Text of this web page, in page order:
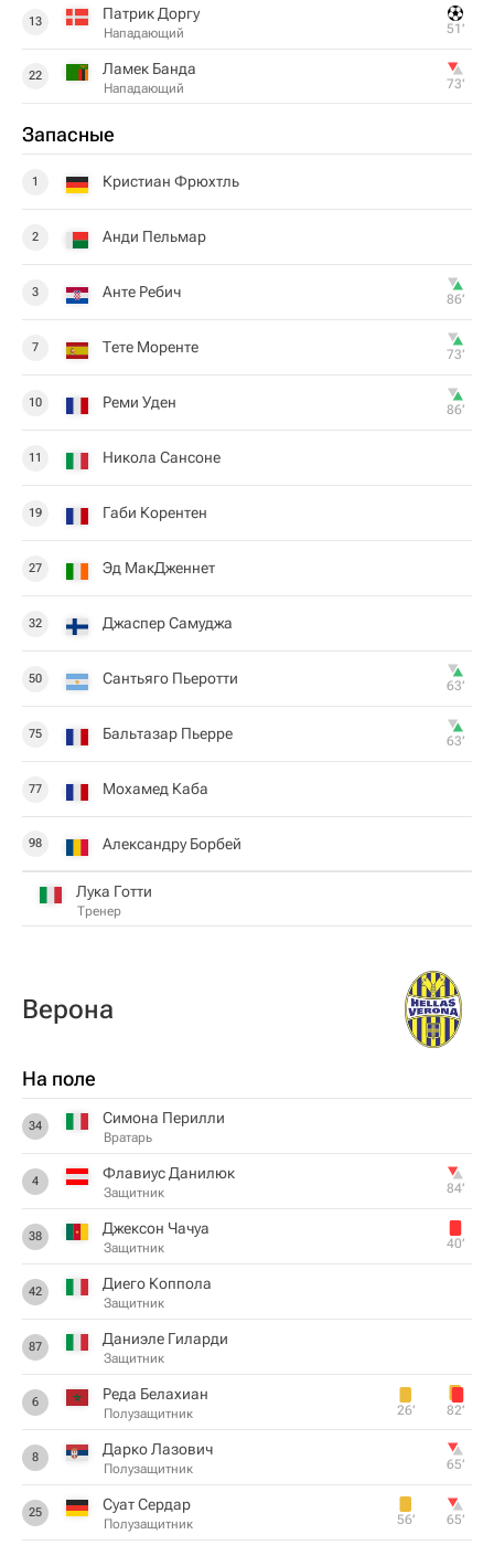
13 Патрик Доргу
Нападающий 51‎’‎
22 Ламек Банда
Нападающий 73‎’‎
Запасные
1 Кристиан Фрюхтль
2 Анди Пельмар
3 Анте Ребич 86‎’‎
7 Тете Моренте 73‎’‎
10 Реми Уден 86‎’‎
11 Никола Сансоне
19 Габи Корентен
27 Эд МакДженнет
32 Джаспер Самуджа
50 Сантьяго Пьеротти 63‎’‎
75 Бальтазар Пьерре 63‎’‎
77 Мохамед Каба
98 Александру Борбей
Лука Готти
Тренер
Верона
На поле
34 Симона Перилли
Вратарь
4 Флавиус Данилюк
Защитник 84‎’‎
38 Джексон Чачуа
Защитник 40‎’‎
42 Диего Коппола
Защитник
87 Даниэле Гиларди
Защитник
6 Реда Белахиан
Полузащитник 26‎’‎ 82‎’‎
8 Дарко Лазович
Полузащитник 65‎’‎
25 Суат Сердар
Полузащитник 56‎’‎ 65‎’‎